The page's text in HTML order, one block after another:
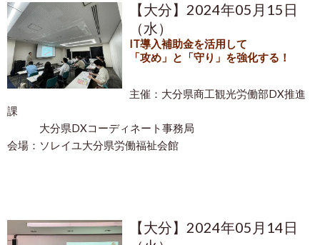
【大分】2024年05月15日
（水）
IT導入補助金を活用して
「攻め」と「守り」を強化する！
主催：大分県商工観光労働部DX推進
課
大分県DXコーディネート事務局
会場：ソレイユ大分県労働福祉会館
【大分】2024年05月14日